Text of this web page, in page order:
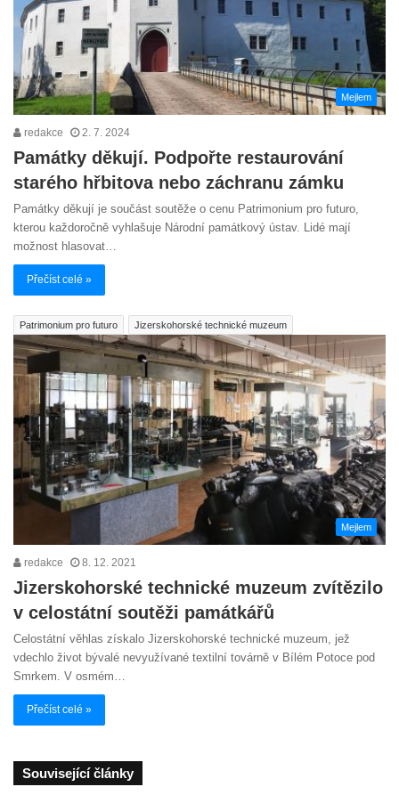
Mejlem
redakce 2. 7. 2024
Památky děkují. Podpořte restaurování
starého hřbitova nebo záchranu zámku
Památky děkují je součást soutěže o cenu Patrimonium pro futuro,
kterou každoročně vyhlašuje Národní památkový ústav. Lidé mají
možnost hlasovat…
Přečíst celé »
Patrimonium pro futuro Jizerskohorské technické muzeum
Mejlem
redakce 8. 12. 2021
Jizerskohorské technické muzeum zvítězilo
v celostátní soutěži památkářů
Celostátní věhlas získalo Jizerskohorské technické muzeum, jež
vdechlo život bývalé nevyužívané textilní továrně v Bílém Potoce pod
Smrkem. V osmém…
Přečíst celé »
Související články